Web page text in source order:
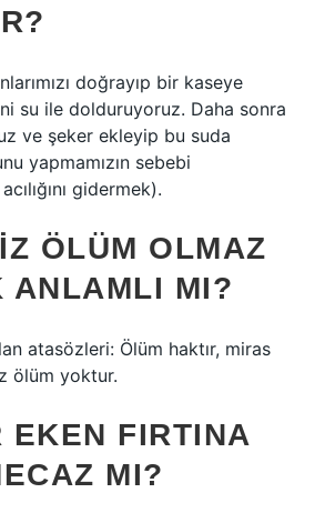
doğrayıp bir kaseye
su ile dolduruyoruz. Daha sonra
ve şeker ekleyip bu suda
yapmamızın sebebi
gidermek).
ÖLÜM OLMAZ
ANLAMLI MI?
atasözleri: Ölüm haktır, miras
ölüm yoktur.
EKEN FIRTINA
MI?